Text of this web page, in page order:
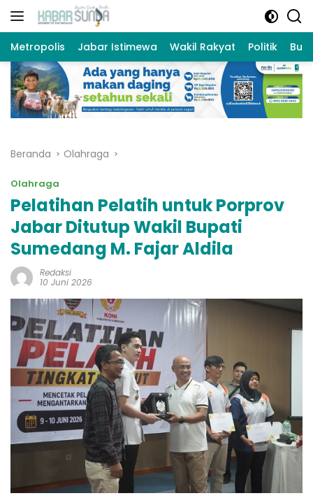
Langsung
Metropolis Jabar Istimewa Wakil Rakyat Politik
Beranda Olahraga
Olahraga
Pelatihan Pelatih untuk Porprov
Jabar Ditutup Wakil Bupati
Sumedang M. Fajar Aldila
Redaksi
10 Juni 2026